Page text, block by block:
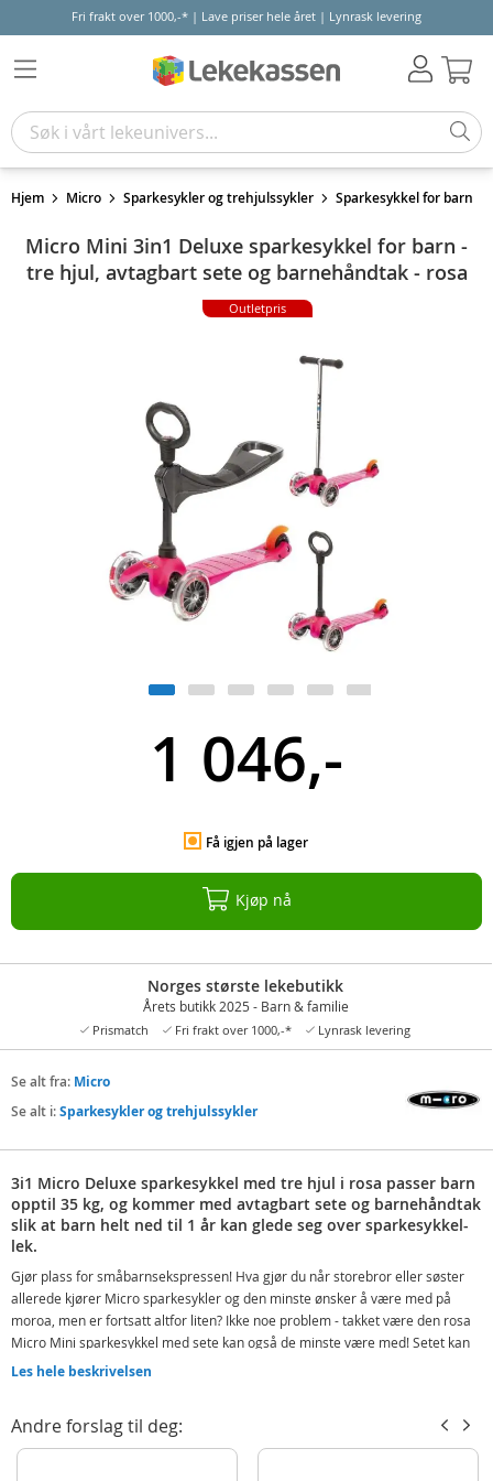
Fri frakt over 1000,-* | Lave priser hele året | Lynrask levering
Hjem Micro Sparkesykler og trehjulssykler Sparkesykkel for barn
Micro Mini 3in1 Deluxe sparkesykkel for barn -
tre hjul, avtagbart sete og barnehåndtak - rosa
Outletpris
1 046,-
Få igjen på lager
Kjøp nå
Norges største lekebutikk
Årets butikk 2025 - Barn & familie
Prismatch Fri frakt over 1000,-* Lynrask levering
Se alt fra: Micro
Se alt i:Sparkesykler og trehjulssykler
3i1 Micro Deluxe sparkesykkel med tre hjul i rosa passer barn
opptil 35 kg, og kommer med avtagbart sete og barnehåndtak
slik at barn helt ned til 1 år kan glede seg over sparkesykkel-
lek.
Gjør plass for småbarnsekspressen! Hva gjør du når storebror eller søster
allerede kjører Micro sparkesykler og den minste ønsker å være med på
moroa, men er fortsatt altfor liten? Ikke noe problem - takket være den rosa
Micro Mini sparkesykkel med sete kan også de minste være med! Setet kan
løsnes fra styret når barnet blir større og man kan bruke den i stående
Når barna er gamle nok kan man sette på det originale styret og Mini 3in1 er
forvandlet til den velkjente og kjære sparkesykkelen Mini Micro! Deluxe-
Les hele beskrivelsen
Andre forslag til deg: